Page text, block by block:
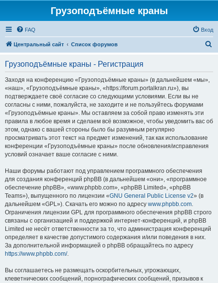
Грузоподъёмные краны
FAQ Вход
Центральный сайт Список форумов
Грузоподъёмные краны - Регистрация
Заходя на конференцию «Грузоподъёмные краны» (в дальнейшем «мы»,
«наш», «Грузоподъёмные краны», «https://forum.portalkran.ru»), вы
подтверждаете своё согласие со следующими условиями. Если вы не
согласны с ними, пожалуйста, не заходите и не пользуйтесь форумами
«Грузоподъёмные краны». Мы оставляем за собой право изменять эти
правила в любое время и сделаем всё возможное, чтобы уведомить вас об
этом, однако с вашей стороны было бы разумным регулярно
просматривать этот текст на предмет изменений, так как использование
конференции «Грузоподъёмные краны» после обновления/исправления
условий означает ваше согласие с ними.
Наши форумы работают под управлением программного обеспечения
для создания конференций phpBB (в дальнейшем «они», «программное
обеспечение phpBB», «www.phpbb.com», «phpBB Limited», «phpBB
Teams»), выпущенного по лицензии «GNU General Public License v2» (в
дальнейшем «GPL»). Скачать его можно по адресу www.phpbb.com.
Ограничения лицензии GPL для программного обеспечения phpBB строго
связаны с организацией и поддержкой интернет-конференций, и phpBB
Limited не несёт ответственности за то, что администрация конференций
определяет в качестве допустимого содержания и/или поведения в них.
За дополнительной информацией о phpBB обращайтесь по адресу
https://www.phpbb.com/.
Вы соглашаетесь не размещать оскорбительных, угрожающих,
клеветнических сообщений, порнографических сообщений, призывов к